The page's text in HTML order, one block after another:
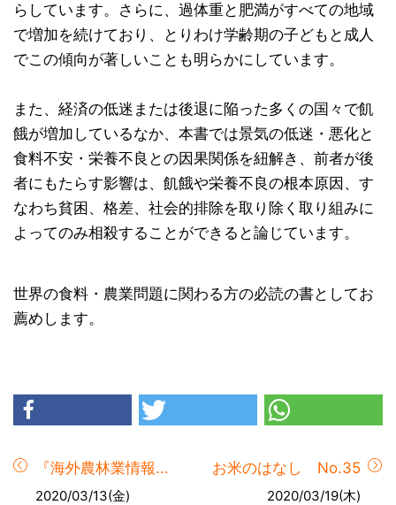
らしています。さらに、過体重と肥満がすべての地域
で増加を続けており、とりわけ学齢期の子どもと成人
でこの傾向が著しいことも明らかにしています。
また、経済の低迷または後退に陥った多くの国々で飢
餓が増加しているなか、本書では景気の低迷・悪化と
食料不安・栄養不良との因果関係を紐解き、前者が後
者にもたらす影響は、飢餓や栄養不良の根本原因、す
なわち貧困、格差、社会的排除を取り除く取り組みに
よってのみ相殺することができると論じています。
世界の食料・農業問題に関わる方の必読の書としてお
薦めします。
『海外農林業情報...
2020/03/13(金)
お米のはなし No.35
2020/03/19(木)